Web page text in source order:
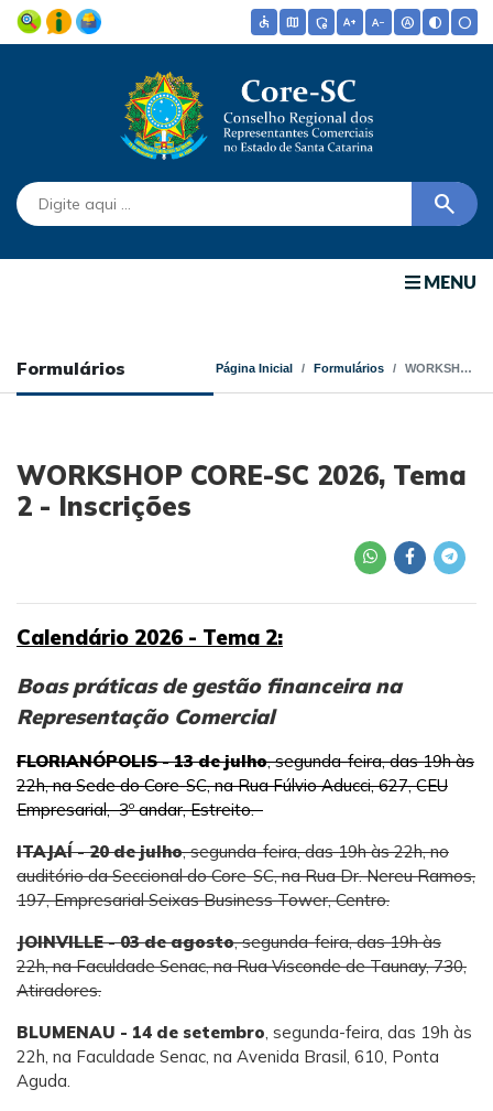
accessible map admin_panel_settings text_increase text_decrease hdr_auto contrast circle
search
MENU
Formulários Página Inicial Formulários WORKSHOP CORE-SC 2026, Tema 2 - Inscrições
WORKSHOP CORE-SC 2026, Tema
2 - Inscrições
Calendário 2026 - Tema 2:
Boas práticas de gestão financeira na
Representação Comercial
FLORIANÓPOLIS - 13 de julho, segunda-feira, das 19h às
22h, na Sede do Core-SC, na Rua Fúlvio Aducci, 627, CEU
Empresarial, 3º andar, Estreito.
ITAJAÍ - 20 de julho, segunda-feira, das 19h às 22h, no
auditório da Seccional do Core-SC, na Rua Dr. Nereu Ramos,
197, Empresarial Seixas Business Tower, Centro.
JOINVILLE - 03 de agosto, segunda-feira, das 19h às
22h, na Faculdade Senac, na Rua Visconde de Taunay, 730,
Atiradores.
BLUMENAU - 14 de setembro, segunda-feira, das 19h às
22h, na Faculdade Senac, na Avenida Brasil, 610, Ponta
Aguda.